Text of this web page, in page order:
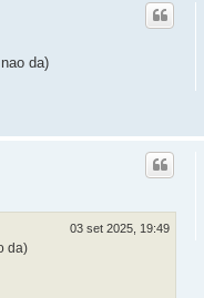
da)
03 set 2025, 19:49
da)